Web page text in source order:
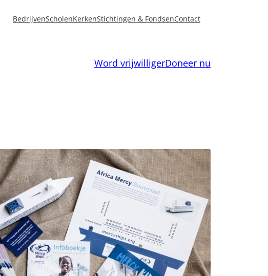
BedrijvenScholenKerkenStichtingen & FondsenContact
Word vrijwilligerDoneer nu